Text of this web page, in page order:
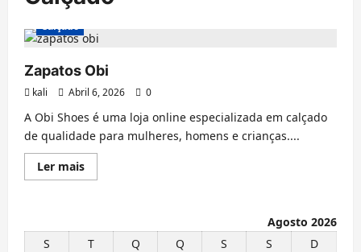
Calçado
Zapatos Obi
kali Abril 6, 2026 0
A Obi Shoes é uma loja online especializada em calçado
de qualidade para mulheres, homens e crianças....
Ler maisLeia
mais
Agosto 2026
S
T Q Q S S D